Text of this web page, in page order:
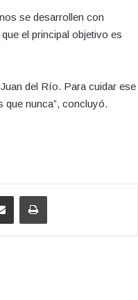
se desarrollen con
el principal objetivo es
del Río. Para cuidar ese
nunca”, concluyó.
Compartir por correo electrónicoImprimir